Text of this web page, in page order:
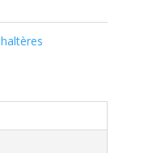
haltères